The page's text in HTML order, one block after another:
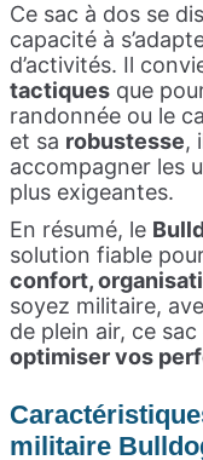
Ce sac à dos se
capacité à
d’activités. Il
tactiques que
randonnée ou le
et sa robustesse,
accompagner les
plus exigeantes.
En résumé, le
solution fiable
confort,
soyez militaire,
de plein air, ce
optimiser vos
militaire